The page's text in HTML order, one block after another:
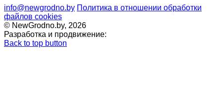
info@newgrodno.by Политика в отношении обработки
файлов cookies
© NewGrodno.by, 2026
Разработка и продвижение:
Back to top button